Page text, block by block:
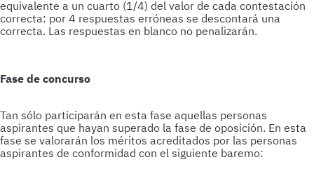
equivalente a un cuarto (1/4) del valor de cada contestación
correcta: por 4 respuestas erróneas se descontará una
correcta. Las respuestas en blanco no penalizarán.
Fase de concurso
Tan sólo participarán en esta fase aquellas personas
aspirantes que hayan superado la fase de oposición. En esta
fase se valorarán los méritos acreditados por las personas
aspirantes de conformidad con el siguiente baremo: